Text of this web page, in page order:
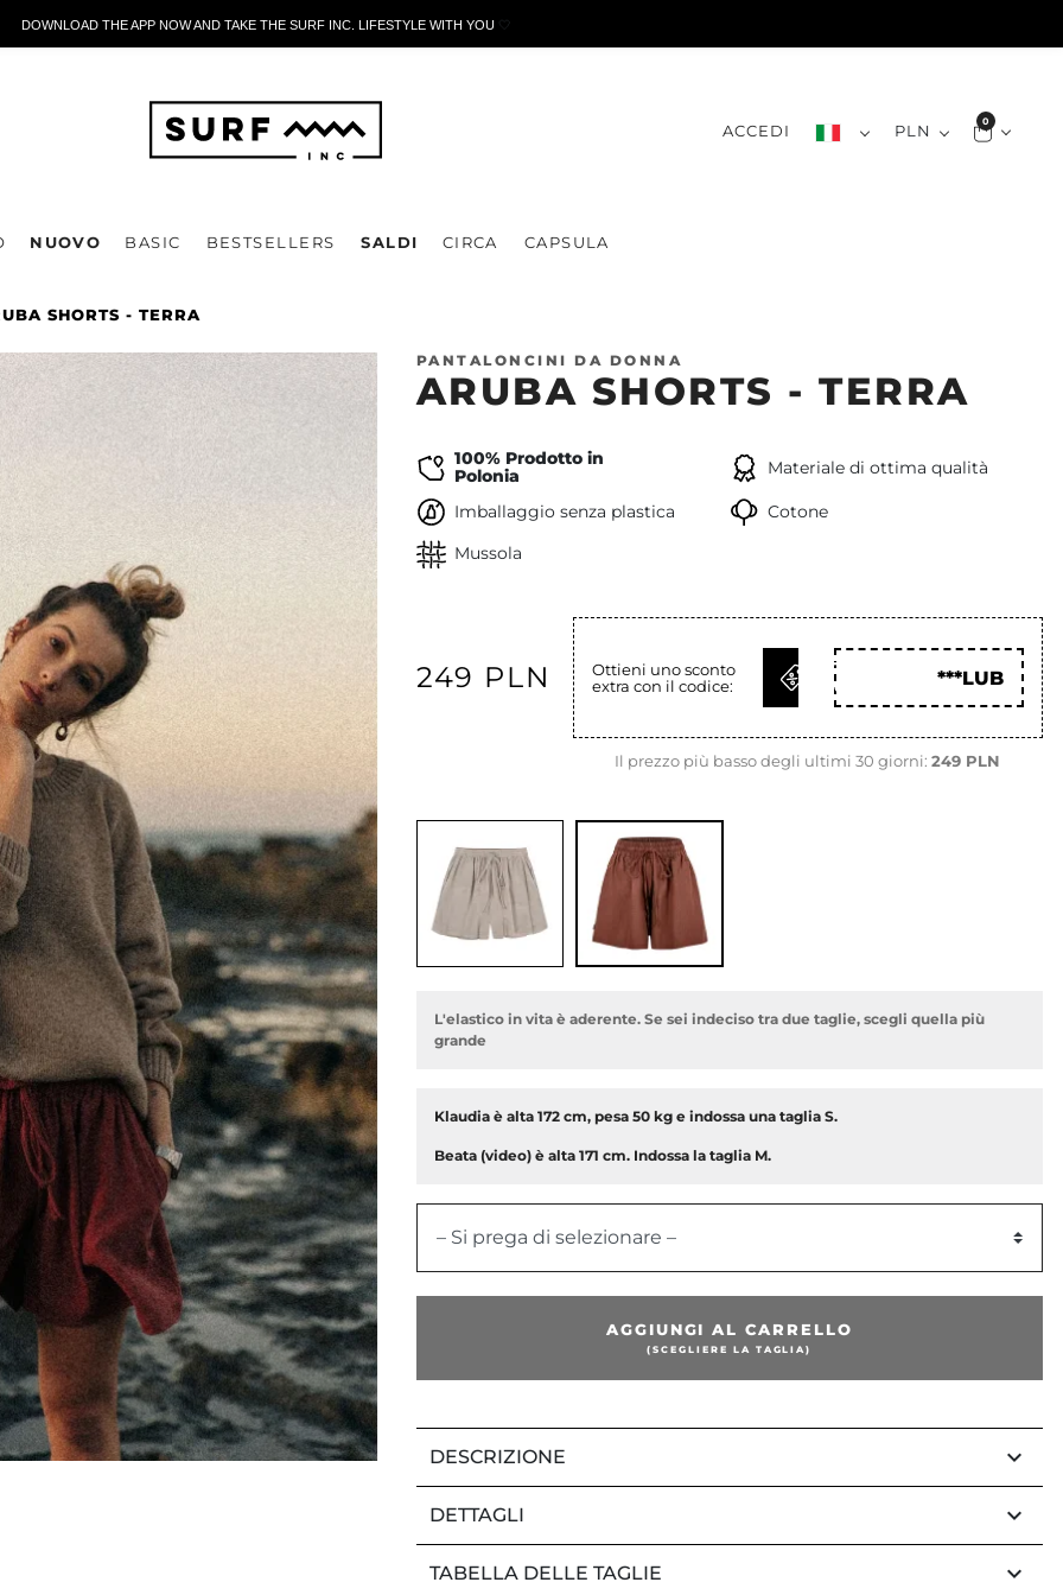
DOWNLOAD THE APP NOW AND TAKE THE SURF INC. LIFESTYLE WITH YOU🤍
ACCEDI PLN 0
NUOVO BASIC BESTSELLERS SALDI CIRCA CAPSULA
SHORTS - TERRA
PANTALONCINI DA DONNA
ARUBA SHORTS - TERRA
100% Prodotto in
Polonia
Materiale di ottima qualità
Imballaggio senza plastica
Cotone
Mussola
249 PLN
Ottieni uno sconto
extra con il codice:
OTTIENI
COD
***LUB
Il prezzo più basso degli ultimi 30 giorni:249 PLN
L'elastico in vita è aderente. Se sei indeciso tra due taglie, scegli quella più
grande
Klaudia è alta 172 cm, pesa 50 kg e indossa una taglia S.
Beata (video) è alta 171 cm. Indossa la taglia M.
– Si prega di selezionare –
AGGIUNGI AL CARRELLO
(SCEGLIERE LA TAGLIA)
DESCRIZIONE keyboard_arrow_down
DETTAGLI keyboard_arrow_down
TABELLA DELLE TAGLIE keyboard_arrow_down